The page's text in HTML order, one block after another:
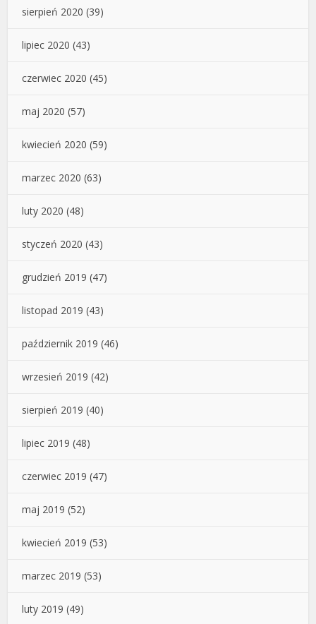
sierpień 2020 (39)
lipiec 2020 (43)
czerwiec 2020 (45)
maj 2020 (57)
kwiecień 2020 (59)
marzec 2020 (63)
luty 2020 (48)
styczeń 2020 (43)
grudzień 2019 (47)
listopad 2019 (43)
październik 2019 (46)
wrzesień 2019 (42)
sierpień 2019 (40)
lipiec 2019 (48)
czerwiec 2019 (47)
maj 2019 (52)
kwiecień 2019 (53)
marzec 2019 (53)
luty 2019 (49)